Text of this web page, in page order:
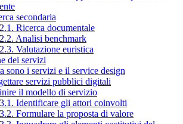
secondaria
Ricerca documentale
Analisi benchmark
Valutazione euristica
dei servizi
sono i servizi e il service design
servizi pubblici digitali
il modello di servizio
Identificare gli attori coinvolti
Formulare la proposta di valore